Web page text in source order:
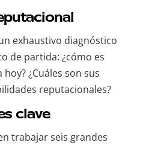
exhaustivo diagnóstico
de partida: ¿cómo es
¿Cuáles son sus
reputacionales?
clave
trabajar seis grandes